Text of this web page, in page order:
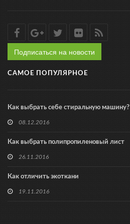
Подписаться на новости
САМОЕ ПОПУЛЯРНОЕ
Как выбрать себе стиральную машину?
08.12.2016
Как выбрать полипропиленовый лист
26.11.2016
Как отличить экоткани
19.11.2016